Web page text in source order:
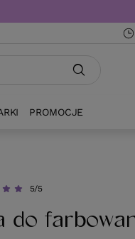
PROMOCJE
5/5
do